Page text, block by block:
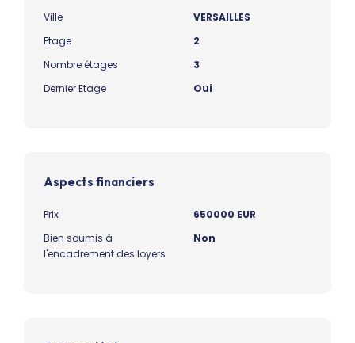
Ville
VERSAILLES
Etage
2
Nombre étages
3
Dernier Etage
Oui
Aspects financiers
Prix
650000 EUR
Bien soumis à
l'encadrement des loyers
Non